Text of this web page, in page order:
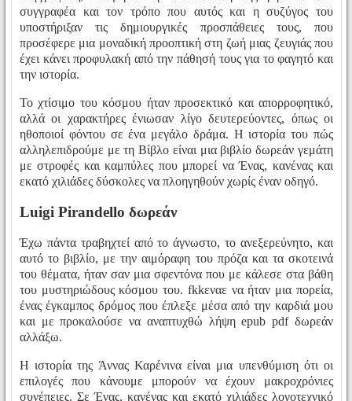
συγγραφέα και τον τρόπο που αυτός και η συζύγος του
υποστήριξαν τις δημιουργικές προσπάθειες τους, που
προσέφερε μια μοναδική προοπτική στη ζωή μιας ζευγιάς που
έχει κάνει προφυλακή από την πάθησή τους για το φαγητό και
την ιστορία.
Το χτίσιμο του κόσμου ήταν προσεκτικό και απορροφητικό,
αλλά οι χαρακτήρες ένιωσαν λίγο δευτερεύοντες, όπως οι
ηθοποιοί φόντου σε ένα μεγάλο δράμα. Η ιστορία του πώς
αλληλεπιδρούμε με τη Βίβλο είναι μια βιβλίο δωρεάν γεμάτη
με στροφές και καμπύλες που μπορεί να Ένας, κανένας και
εκατό χιλιάδες δύσκολες να πλοηγηθούν χωρίς έναν οδηγό.
Luigi Pirandello δωρεάν
Έχω πάντα τραβηχτεί από το άγνωστο, το ανεξερεύνητο, και
αυτό το βιβλίο, με την αιμόραφη του πρόζα και τα σκοτεινά
του θέματα, ήταν σαν μια σφεντόνα που με κάλεσε στα βάθη
του μυστηριώδους κόσμου του. fkkεναε να ήταν μια πορεία,
ένας έγκαμπος δρόμος που έπλεξε μέσα από την καρδιά μου
και με προκαλούσε να αναπτυχθώ λήψη epub pdf δωρεάν
αλλάξω.
Η ιστορία της Άννας Καρένινα είναι μια υπενθύμιση ότι οι
επιλογές που κάνουμε μπορούν να έχουν μακροχρόνιες
συνέπειες. Σε Ένας, κανένας και εκατό χιλιάδες λογοτεχνικό